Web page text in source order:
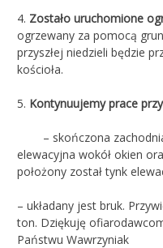
4. Zostało uruchomione
ogrzewany za pomocą
przyszłej niedzieli będzie
kościoła.
5. Kontynuujemy prace
– skończona
elewacyjna wokół okien
położony został tynk
– układany jest bruk.
ton. Dziękuję
Państwu Wawrzyniak